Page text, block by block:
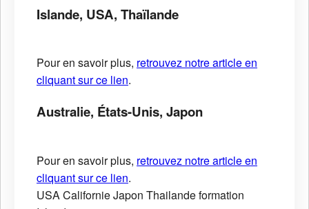
Islande, USA, Thaïlande
Pour en savoir plus, retrouvez notre article en
cliquant sur ce lien.
Australie, États-Unis, Japon
Pour en savoir plus, retrouvez notre article en
cliquant sur ce lien.
USACalifornieJapon Thailandeformation